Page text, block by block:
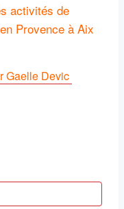
activités de
Provence à Aix
Gaelle Devic